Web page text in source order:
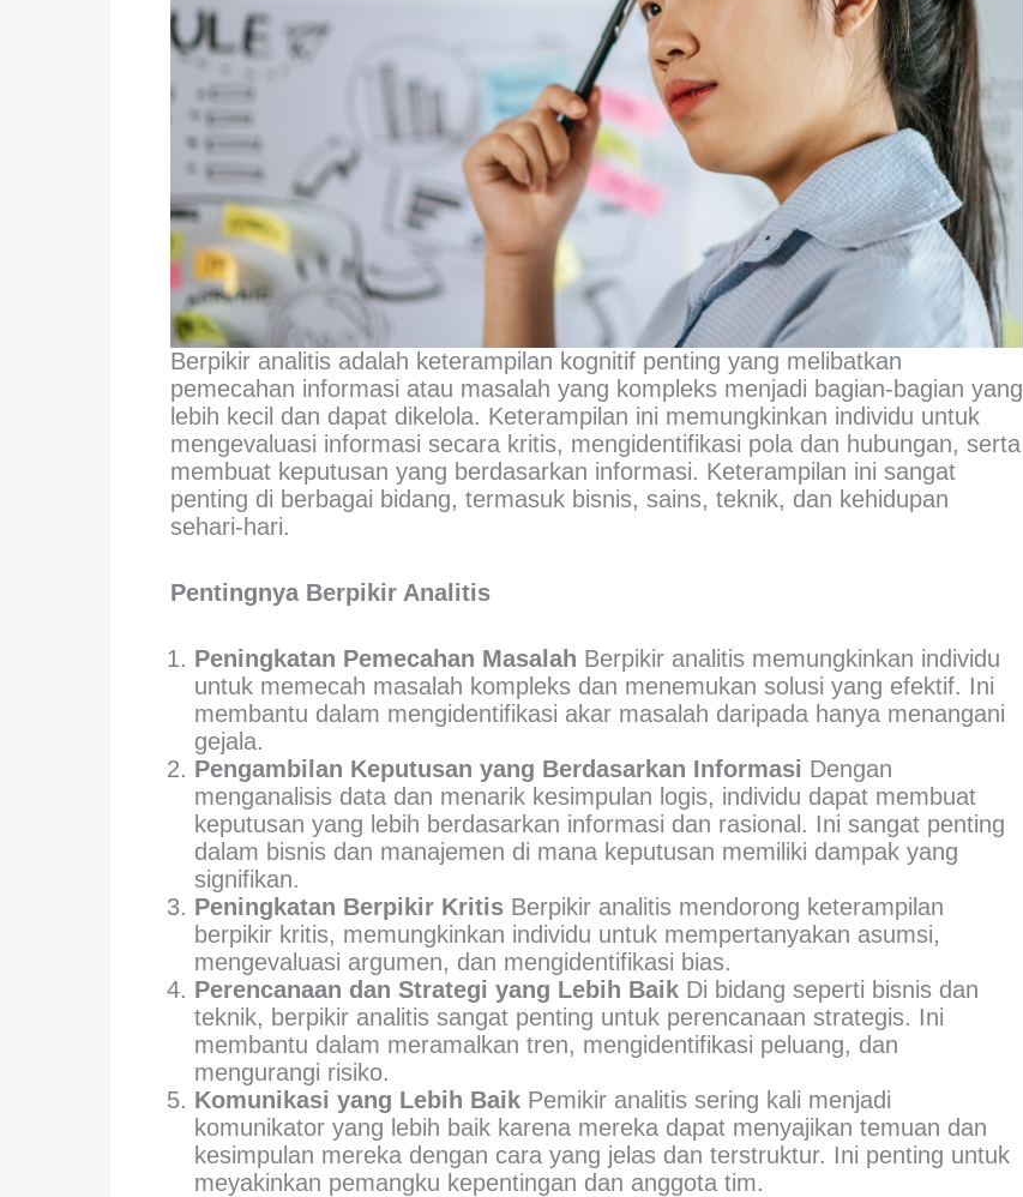
Berpikir analitis adalah keterampilan kognitif penting yang melibatkan
pemecahan informasi atau masalah yang kompleks menjadi bagian-bagian yang
lebih kecil dan dapat dikelola. Keterampilan ini memungkinkan individu untuk
mengevaluasi informasi secara kritis, mengidentifikasi pola dan hubungan, serta
membuat keputusan yang berdasarkan informasi. Keterampilan ini sangat
penting di berbagai bidang, termasuk bisnis, sains, teknik, dan kehidupan
sehari-hari.
Pentingnya Berpikir Analitis
Peningkatan Pemecahan Masalah Berpikir analitis memungkinkan individu
untuk memecah masalah kompleks dan menemukan solusi yang efektif. Ini
membantu dalam mengidentifikasi akar masalah daripada hanya menangani
gejala.
Pengambilan Keputusan yang Berdasarkan Informasi Dengan
menganalisis data dan menarik kesimpulan logis, individu dapat membuat
keputusan yang lebih berdasarkan informasi dan rasional. Ini sangat penting
dalam bisnis dan manajemen di mana keputusan memiliki dampak yang
signifikan.
Peningkatan Berpikir Kritis Berpikir analitis mendorong keterampilan
berpikir kritis, memungkinkan individu untuk mempertanyakan asumsi,
mengevaluasi argumen, dan mengidentifikasi bias.
Perencanaan dan Strategi yang Lebih Baik Di bidang seperti bisnis dan
teknik, berpikir analitis sangat penting untuk perencanaan strategis. Ini
membantu dalam meramalkan tren, mengidentifikasi peluang, dan
mengurangi risiko.
Komunikasi yang Lebih Baik Pemikir analitis sering kali menjadi
komunikator yang lebih baik karena mereka dapat menyajikan temuan dan
kesimpulan mereka dengan cara yang jelas dan terstruktur. Ini penting untuk
meyakinkan pemangku kepentingan dan anggota tim.